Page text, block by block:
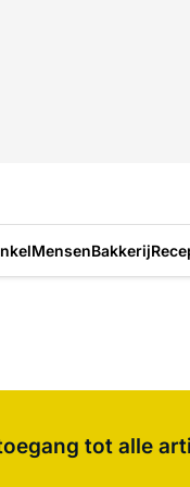
MensenBakkerij
tot alle